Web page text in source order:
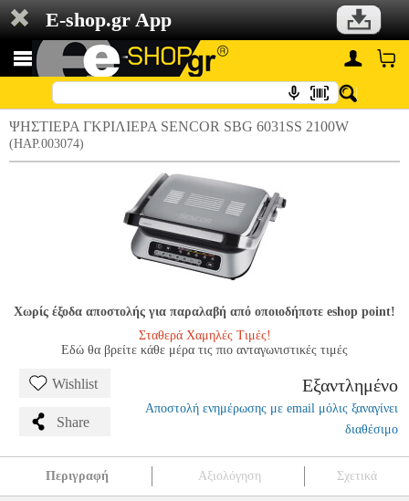
E-shop.gr App
ΨΗΣΤΙΕΡΑ ΓΚΡΙΛΙΕΡΑ SENCOR SBG 6031SS 2100W
(HAP.003074)
Χωρίς έξοδα αποστολής για παραλαβή από οποιοδήποτε eshop point!
Σταθερά Χαμηλές Τιμές!
Εδώ θα βρείτε κάθε μέρα τις πιο ανταγωνιστικές τιμές
Wishlist
Share
Εξαντλημένο
Αποστολή ενημέρωσης με email μόλις ξαναγίνει
διαθέσιμο
Περιγραφή Αξιολόγηση Σχετικά